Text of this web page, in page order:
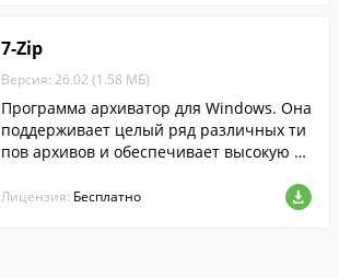
7-Zip
Версия: 26.02 (1.58 МБ)
Программа архиватор для Windows. Она
поддерживает целый ряд различных ти
пов архивов и обеспечивает высокую ст
Лицензия: Бесплатно